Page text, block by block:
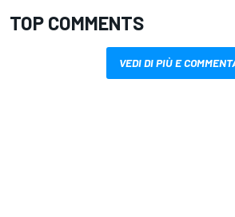
TOP COMMENTS
VEDI DI PIÙ E